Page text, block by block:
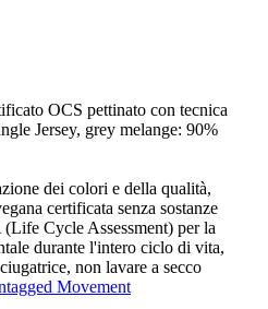
OCS pettinato con tecnica
Jersey, grey melange: 90%
dei colori e della qualità,
certificata senza sostanze
Cycle Assessment) per la
durante l'intero ciclo di vita,
non lavare a secco
Movement